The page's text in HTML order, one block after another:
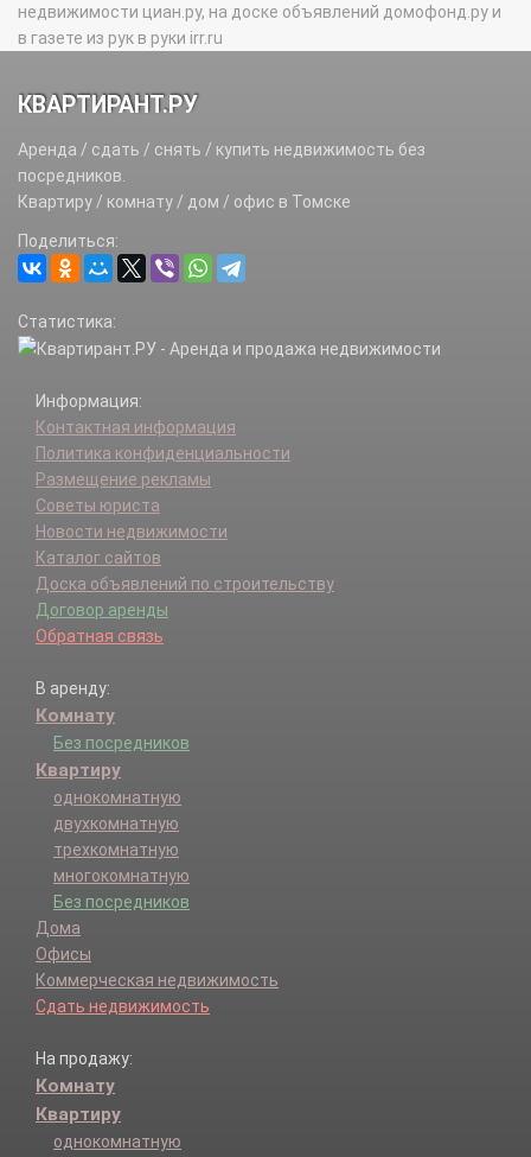
недвижимости циан.ру, на доске объявлений домофонд.ру и
в газете из рук в руки irr.ru
КВАРТИРАНТ.РУ
Аренда / сдать / снять / купить недвижимость без
посредников.
Квартиру / комнату / дом / офис в Томске
Поделиться:
Статистика:
Информация:
Контактная информация
Политика конфиденциальности
Размещение рекламы
Советы юриста
Новости недвижимости
Каталог сайтов
Доска объявлений по строительству
Договор аренды
Обратная связь
В аренду:
Комнату
Без посредников
Квартиру
однокомнатную
двухкомнатную
трехкомнатную
многокомнатную
Без посредников
Дома
Офисы
Коммерческая недвижимость
Сдать недвижимость
На продажу:
Комнату
Квартиру
однокомнатную